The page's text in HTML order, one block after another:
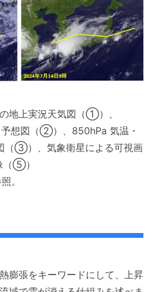
地上実況天気図（①）、
想図（②）、850hPa 気温・
（③）、気象衛星による可視画
（⑤）
。
膨張をキーワードにして、上昇